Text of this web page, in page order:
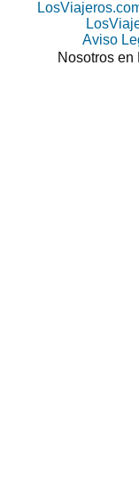
Aviso
Nosotros en